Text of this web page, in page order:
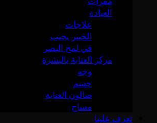
العيادة
علاجات
الخبير يجيب
في لمح البصر
مركز العناية بالبشرة
وجه
جسم
صالون العناية
مساج
تعرف علينا